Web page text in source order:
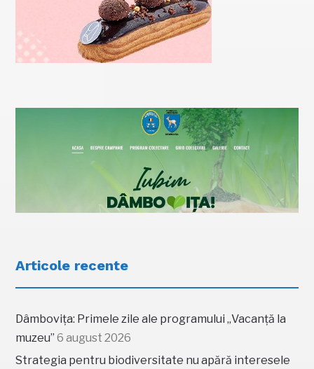
Articole recente
Dâmbovița: Primele zile ale programului „Vacanță la
muzeu” 6 august 2026
Strategia pentru biodiversitate nu apără interesele